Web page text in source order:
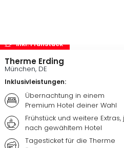
inkl. Frühstück
Therme Erding
München, DE
Inklusivleistungen:
Übernachtung in einem
Premium Hotel deiner Wahl
Frühstück und weitere Extras,
nach gewähltem Hotel
Tagesticket für die Therme